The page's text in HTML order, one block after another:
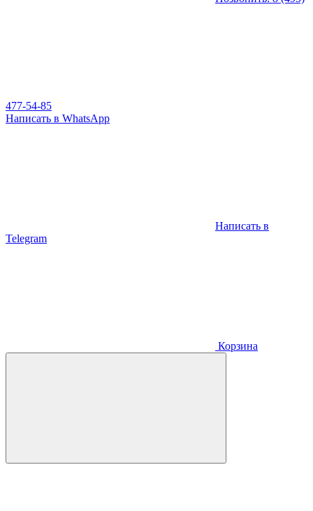
477-54-85
Написать в WhatsApp
Написать в
Telegram
Корзина